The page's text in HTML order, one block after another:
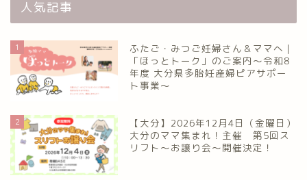
人気記事
1
ふたご・みつご妊婦さん＆ママへ｜
「ほっとトーク」のご案内～令和8
年度 大分県多胎妊産婦ピアサポー
ト事業～
2
【大分】2026年12月4日（金曜日）
大分のママ集まれ！主催 第5回ス
リフト〜お譲り会〜開催決定！